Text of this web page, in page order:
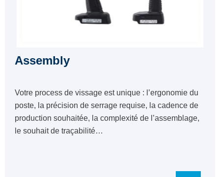
Assembly
Votre process de vissage est unique : l’ergonomie du
poste, la précision de serrage requise, la cadence de
production souhaitée, la complexité de l’assemblage,
le souhait de traçabilité…